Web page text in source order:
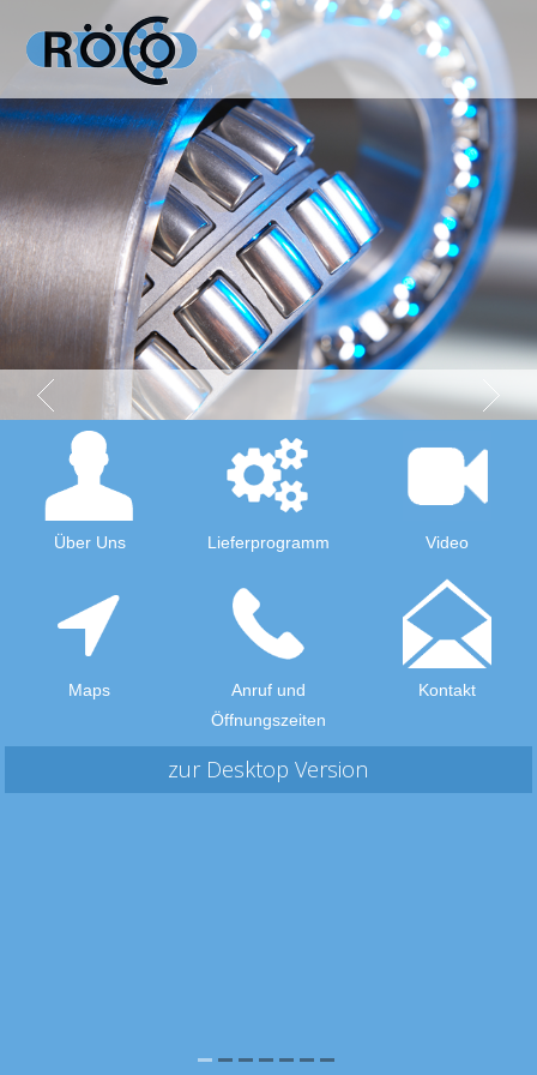
Über Uns Lieferprogramm Video
Maps
Anruf und
Öffnungszeiten
Kontakt
zur Desktop Version